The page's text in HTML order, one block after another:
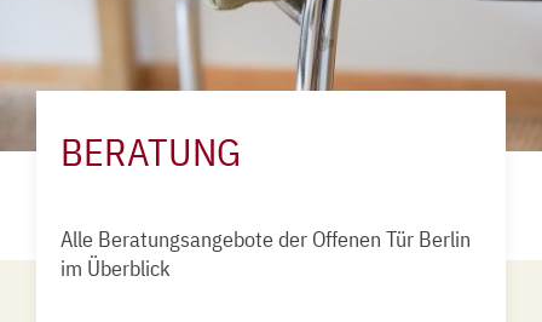
Spirituelle Beratung und Begleitung
ÜBER UNS
AKTUELLES
Startseite» Beratung
BERATUNG
Alle Beratungsangebote der Offenen Tür Berlin
im Überblick